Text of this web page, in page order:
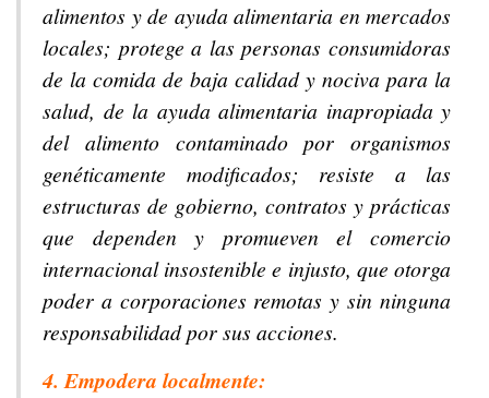
alimentos y de ayuda alimentaria en mercados
locales; protege a las personas consumidoras
de la comida de baja calidad y nociva para la
salud, de la ayuda alimentaria inapropiada y
del alimento contaminado por organismos
genéticamente modificados; resiste a las
estructuras de gobierno, contratos y prácticas
que dependen y promueven el comercio
internacional insostenible e injusto, que otorga
poder a corporaciones remotas y sin ninguna
responsabilidad por sus acciones.
4. Empodera localmente: